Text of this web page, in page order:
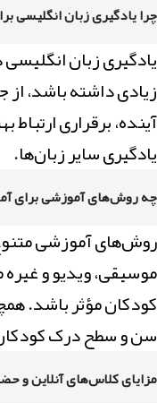
چرا یادگیری زبان انگلیسی
یادگیری زبان
زیادی داشته باشد،
آینده، برقراری ارتباط
یادگیری سایر زبان‌ها.
چه روش‌های آموزشی برای
روش‌های آموزشی متنوع
موسیقی، ویدیو و
کودکان مؤثر باشد.
سن و سطح درک
مزایای کلاس‌های آنلاین و